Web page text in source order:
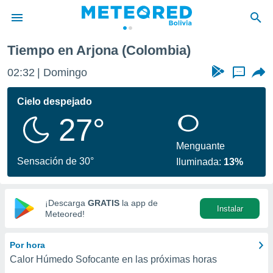
de
ha
calidad.
a este
las
y
digital
basada
Tiempo en Arjona (Colombia)
02:32 Domingo ...
Cielo despejado
27°
Sensación de 30°
Menguante
Iluminada: 13%
¡Descarga GRATIS la app de
Meteored!
Instalar
Por hora
Calor Húmedo Sofocante en las próximas horas